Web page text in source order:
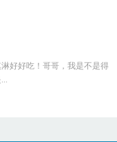
好好吃！哥哥，我是不是得